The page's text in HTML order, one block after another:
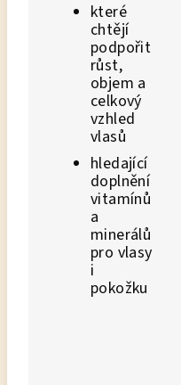
které
chtějí
podpořit
růst,
objem a
celkový
vzhled
vlasů
hledající
doplnění
vitamínů
a
minerálů
pro vlasy
i
pokožku